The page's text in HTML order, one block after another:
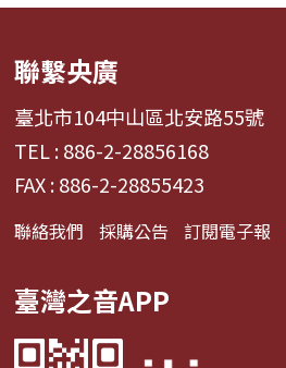
聯繫央廣
臺北市104中山區北安路55號
TEL : 886-2-28856168
FAX : 886-2-28855423
聯絡我們 採購公告 訂閱電子報
臺灣之音APP